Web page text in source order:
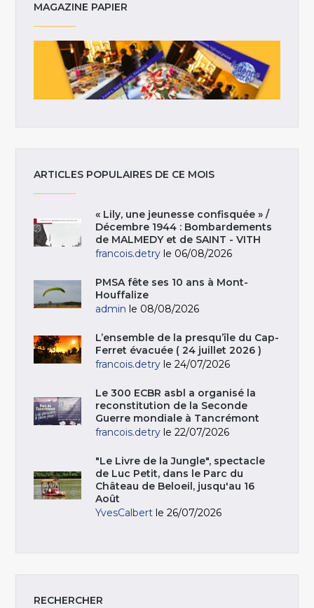
MAGAZINE PAPIER
ARTICLES POPULAIRES DE CE MOIS
« Lily, une jeunesse confisquée » /
Décembre 1944 : Bombardements
de MALMEDY et de SAINT - VITH
francois.detry le 06/08/2026
PMSA fête ses 10 ans à Mont-
Houffalize
admin le 08/08/2026
L’ensemble de la presqu’île du Cap-
Ferret évacuée ( 24 juillet 2026 )
francois.detry le 24/07/2026
Le 300 ECBR asbl a organisé la
reconstitution de la Seconde
Guerre mondiale à Tancrémont
francois.detry le 22/07/2026
"Le Livre de la Jungle", spectacle
de Luc Petit, dans le Parc du
Château de Beloeil, jusqu'au 16
Août
YvesCalbert le 26/07/2026
RECHERCHER